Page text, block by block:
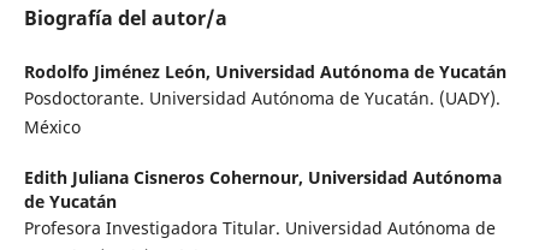
Biografía del autor/a
Rodolfo Jiménez León, Universidad Autónoma de Yucatán
Posdoctorante. Universidad Autónoma de Yucatán. (UADY).
México
Edith Juliana Cisneros Cohernour, Universidad Autónoma
de Yucatán
Profesora Investigadora Titular. Universidad Autónoma de